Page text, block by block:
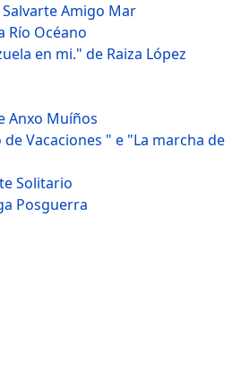
Amigo Mar
Río Océano
en mi." de Raiza López
Anxo Muíños
Vacaciones " e "La marcha de
Solitario
Posguerra